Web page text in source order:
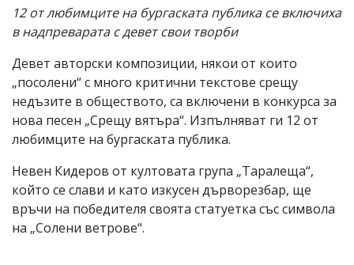
обиден
за
вас
моля
сигнализирайте
ни!
12 от любимците на бургаската публика се включиха
в надпреварата с девет свои творби
Девет авторски композиции, някои от които
„посолени“ с много критични текстове срещу
недъзите в обществото, са включени в конкурса за
нова песен „Срещу вятъра“. Изпълняват ги 12 от
любимците на бургаската публика.
Невен Кидеров от култовата група „Таралеща“,
който се слави и като изкусен дърворезбар, ще
връчи на победителя своята статуетка със символа
на „Солени ветрове“.